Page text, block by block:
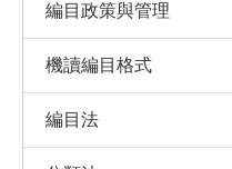
編目政策與管理
機讀編目格式
編目法